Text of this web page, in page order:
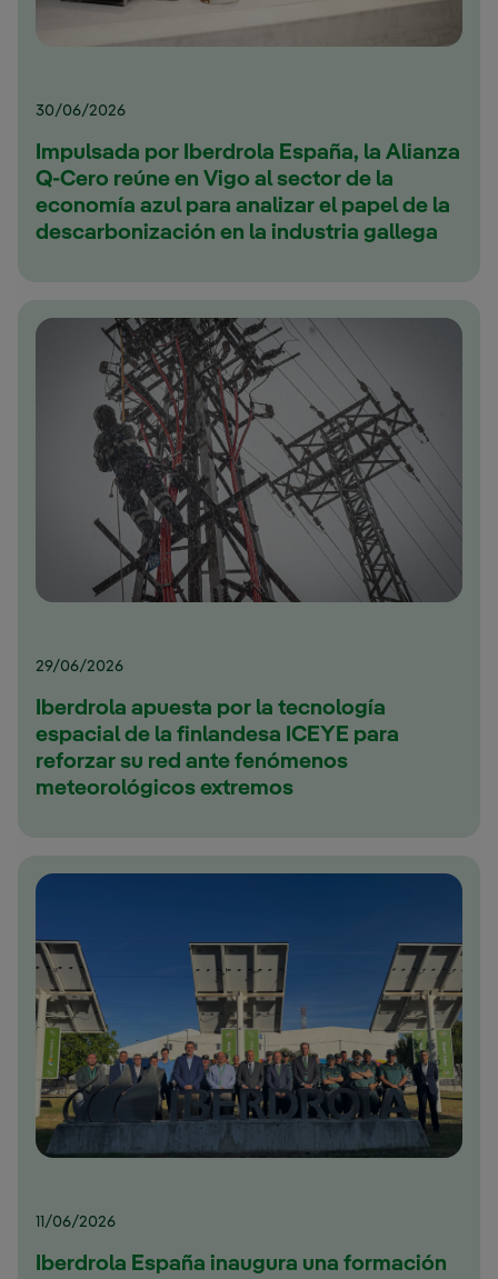
30/06/2026
Impulsada por Iberdrola España, la Alianza
Q-Cero reúne en Vigo al sector de la
economía azul para analizar el papel de la
descarbonización en la industria gallega
29/06/2026
Iberdrola apuesta por la tecnología
espacial de la finlandesa ICEYE para
reforzar su red ante fenómenos
meteorológicos extremos
11/06/2026
Iberdrola España inaugura una formación